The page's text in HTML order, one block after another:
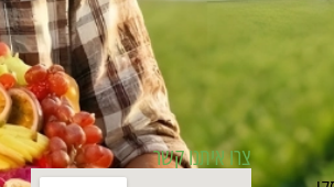
צרו איתנו קשר